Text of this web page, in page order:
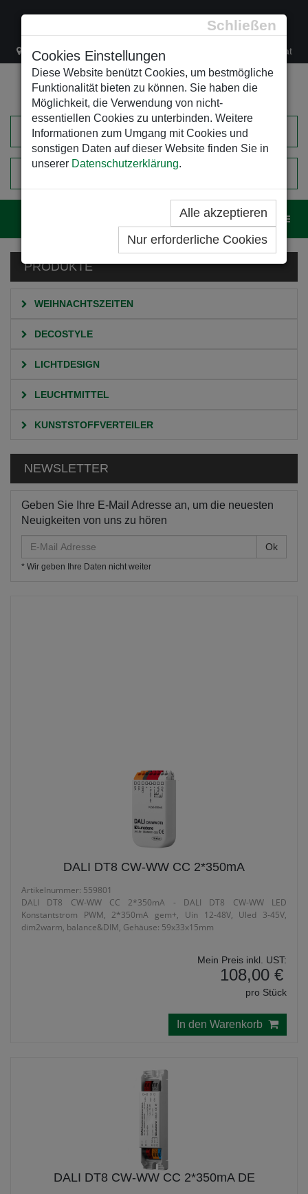
Schließen
Cookies Einstellungen
Diese Website benützt Cookies, um bestmögliche
Funktionalität bieten zu können. Sie haben die
Möglichkeit, die Verwendung von nicht-
essentiellen Cookies zu unterbinden. Weitere
Informationen zum Umgang mit Cookies und
sonstigen Daten auf dieser Website finden Sie in
unserer Datenschutzerklärung.
Alle akzeptieren
Nur erforderliche Cookies
Lacknergasse 78 +43/1/470 37 00 office@leso.at
EINKAUFSWAGEN
PRODUKTE
WEIHNACHTSZEITEN
DECOSTYLE
LICHTDESIGN
LEUCHTMITTEL
KUNSTSTOFFVERTEILER
NEWSLETTER
Geben Sie Ihre E-Mail Adresse an, um die neuesten
Neuigkeiten von uns zu hören
Mail
Adresse
* Wir geben Ihre Daten nicht weiter
DALI DT8 CW-WW CC 2*350mA
Artikelnummer: 559801
DALI DT8 CW-WW CC 2*350mA - DALI DT8 CW-WW LED
Konstantstrom PWM, 2*350mA gem+, Uin 12-48V, Uled 3-45V,
dim2warm, balance&DIM, Gehäuse: 59x33x15mm
Mein Preis inkl. UST:
108,00 €
pro Stück
In den Warenkorb
DALI DT8 CW-WW CC 2*350mA DE